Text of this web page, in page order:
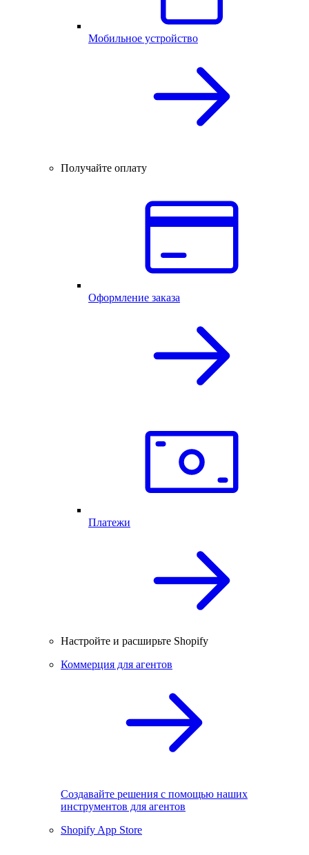
Мобильное устройство
Получайте оплату
Оформление заказа
Платежи
Настройте и расширьте Shopify
Коммерция для агентов
Создавайте решения с помощью наших
инструментов для агентов
Shopify App Store